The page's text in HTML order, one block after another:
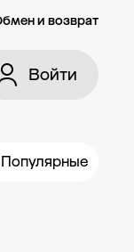
и возврат
Войти
Популярные